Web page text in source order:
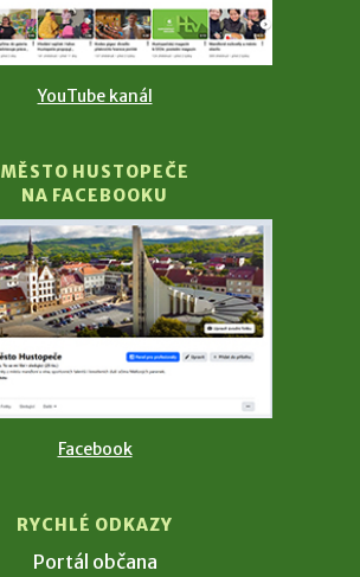
YouTube kanál
MĚSTO HUSTOPEČE
NA FACEBOOKU
Facebook
RYCHLÉ ODKAZY
Portál občana